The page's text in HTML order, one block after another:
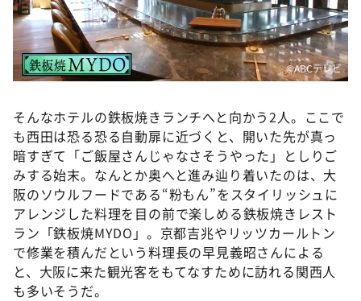
©ABCテレビ
そんなホテルの鉄板焼きランチへと向かう2人。ここで
も西田は恐る恐る自動扉に近づくと、開いた先が真っ
暗すぎて「ご飯屋さんじゃなさそうやった」としりご
みする始末。なんとか奥へと進み辿り着いたのは、大
阪のソウルフードである“粉もん”をスタイリッシュに
アレンジした料理を目の前で楽しめる鉄板焼きレスト
ラン「鉄板焼MYDO」。京都吉兆やリッツカールトン
で修業を積んだという料理長の早見義昭さんによる
と、大阪に来た観光客をもてなすために訪れる関西人
も多いそうだ。